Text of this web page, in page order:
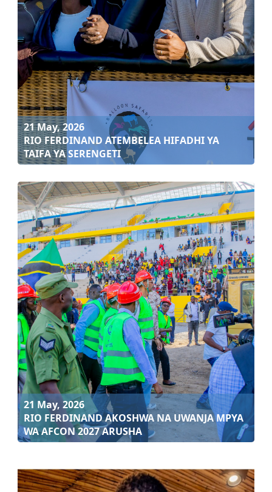
Soma zaidi
21 May, 2026
RIO FERDINAND ATEMBELEA HIFADHI YA TAIFA YA
SERENGETI
Soma zaidi
21 May, 2026
RIO FERDINAND ATEMBELEA HIFADHI YA
TAIFA YA SERENGETI
21 May, 2026
RIO FERDINAND AKOSHWA NA UWANJA MPYA
WA AFCON 2027 ARUSHA